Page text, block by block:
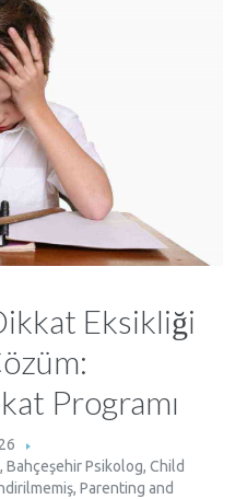
Eksikliği
Programı
,Bahçeşehir Psikolog,Child
,Parenting and